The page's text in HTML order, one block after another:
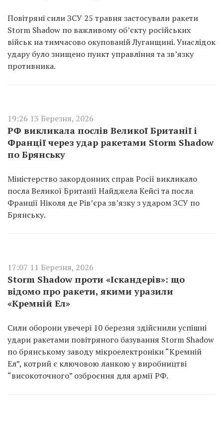
Повітряні сили ЗСУ 25 травня застосували ракети
Storm Shadow по важливому об’єкту російських
військ на тимчасово окупованій Луганщині. Унаслідок
удару було знищено пункт управління та зв’язку
противника.
19:26 13 Березня, 2026
РФ викликала послів Великої Британії і
Франції через удар ракетами Storm Shadow
по Брянську
Міністерство закордонних справ Росії викликало
посла Великої Британії Найджела Кейсі та посла
Франції Ніколя де Рів’єра зв’язку з ударом ЗСУ по
Брянську.
17:07 11 Березня, 2026
Storm Shadow проти «Іскандерів»: що
відомо про ракети, якими уразили
«Кремній Ел»
Сили оборони увечері 10 березня здійснили успішні
удари ракетами повітряного базування Storm Shadow
по брянському заводу мікроелектроніки “Кремній
Ел”, котрий є ключовою ланкою у виробництві
“високоточного” озброєння для армії РФ.